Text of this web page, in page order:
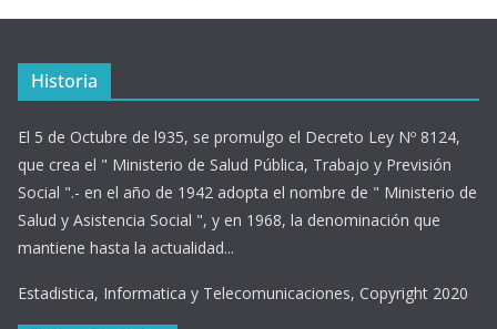
Historia
El 5 de Octubre de l935, se promulgo el Decreto Ley Nº 8124,
que crea el " Ministerio de Salud Pública, Trabajo y Previsión
Social ".- en el año de 1942 adopta el nombre de " Ministerio de
Salud y Asistencia Social ", y en 1968, la denominación que
mantiene hasta la actualidad...
Estadistica, Informatica y Telecomunicaciones, Copyright 2020